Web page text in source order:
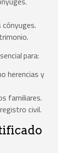
para:
herencias y
familiares.
civil.